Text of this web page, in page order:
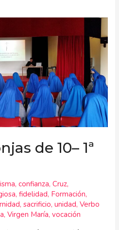
de 10– 1ª
,confianza,Cruz,
,fidelidad, Formación,
,sacrificio,unidad,Verbo
,Virgen María,vocación